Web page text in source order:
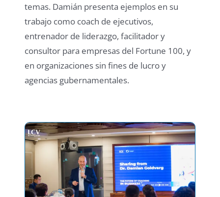
temas. Damián presenta ejemplos en su
trabajo como coach de ejecutivos,
entrenador de liderazgo, facilitador y
consultor para empresas del Fortune 100, y
en organizaciones sin fines de lucro y
agencias gubernamentales.